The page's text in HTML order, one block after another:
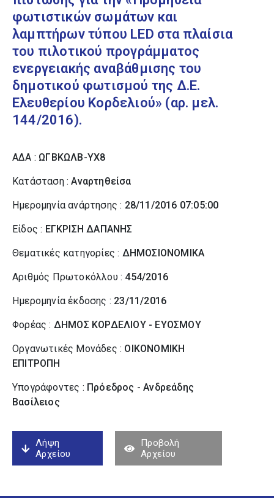
φωτιστικών σωμάτων και
λαμπτήρων τύπου LED στα πλαίσια
του πιλοτικού προγράμματος
ενεργειακής αναβάθμισης του
δημοτικού φωτισμού της Δ.Ε.
Ελευθερίου Κορδελιού» (αρ. μελ.
144/2016).
ΑΔΑ : ΩΓΒΚΩΛΒ-ΥΧ8
Κατάσταση :Αναρτηθείσα
Ημερομηνία ανάρτησης : 28/11/2016 07:05:00
Είδος : ΕΓΚΡΙΣΗ ΔΑΠΑΝΗΣ
Θεματικές κατηγορίες : ΔΗΜΟΣΙΟΝΟΜΙΚΑ
Αριθμός Πρωτοκόλλου : 454/2016
Ημερομηνία έκδοσης : 23/11/2016
Φορέας : ΔΗΜΟΣ ΚΟΡΔΕΛΙΟΥ - ΕΥΟΣΜΟΥ
Οργανωτικές Μονάδες : ΟΙΚΟΝΟΜΙΚΗ
ΕΠΙΤΡΟΠΗ
Υπογράφοντες : Πρόεδρος - Ανδρεάδης
Βασίλειος
Λήψη
Αρχείου
Προβολή
Αρχείου